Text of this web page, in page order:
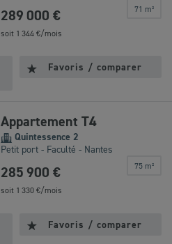
71 m²
289 000 €
soit 1 344€/mois
Favoris / comparer
Appartement T4
Quintessence 2
Petit port - Faculté - Nantes
75 m²
285 900 €
soit 1 330€/mois
Favoris / comparer